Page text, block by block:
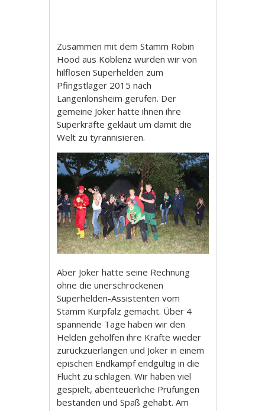
Zusammen mit dem Stamm Robin
Hood aus Koblenz wurden wir von
hilflosen Superhelden zum
Pfingstlager 2015 nach
Langenlonsheim gerufen. Der
gemeine Joker hatte ihnen ihre
Superkräfte geklaut um damit die
Welt zu tyrannisieren.
Aber Joker hatte seine Rechnung
ohne die unerschrockenen
Superhelden-Assistenten vom
Stamm Kurpfalz gemacht. Über 4
spannende Tage haben wir den
Helden geholfen ihre Kräfte wieder
zurückzuerlangen und Joker in einem
epischen Endkampf endgültig in die
Flucht zu schlagen. Wir haben viel
gespielt, abenteuerliche Prüfungen
bestanden und Spaß gehabt. Am